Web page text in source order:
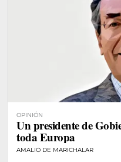
OPINIÓN
Un presidente de
toda Europa
AMALIO DE MARICHALAR